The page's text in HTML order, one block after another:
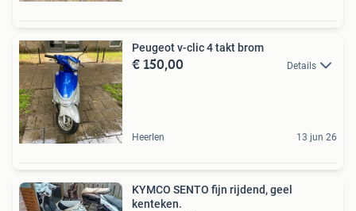
Peugeot v-clic 4 takt brom
€ 150,00 Details
Heerlen 13 jun 26
KYMCO SENTO fijn rijdend, geel
kenteken.